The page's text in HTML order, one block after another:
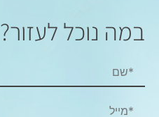
במה נוכל לעזור?